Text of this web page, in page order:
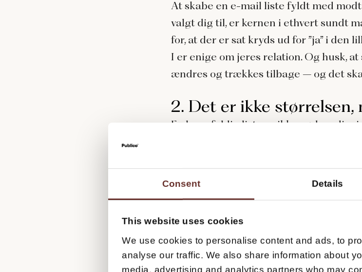
Consent Details
This website uses cookies
We use cookies to personalise content and ads, to
analyse our traffic. We also share information about
media, advertising and analytics partners who may
At skabe en e-mail liste fyldt med
valgt dig til, er kernen i ethvert sundt
for, at der er sat kryds ud for ”ja” i den
I er enige om jeres relation. Og husk,
ændres og trækkes tilbage – og det
2. Det er ikke størrelsen,
En lang, fyldig liste er ikke
fulde potentiale. Det handler I langt
En velproportioneret liste med 100
halvsløje søstjerner, der aldrig rigtig
altså i høj grad om at pirre de rette og
kvantitet.